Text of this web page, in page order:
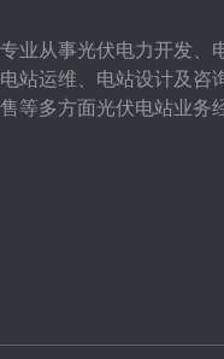
专业从事光伏电力开发、
电站运维、电站设计及咨
售等多方面光伏电站业务